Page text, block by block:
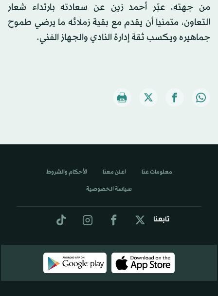
من جهته، عبّر أحمد زين عن سعادته بارتداء شعار
التعاون، متمنيا أن يقدم مع بقية زملائه ما يرضي طموح
جماهيره ويكسب ثقة إدارة النادي والجهاز الفني.
تابعنا
معلومات عنا اعلن معنا الأحكام والشروط
سياسة الخصوصية